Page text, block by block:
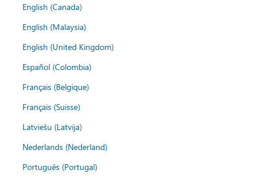
English (Canada)
English (Malaysia)
English (United Kingdom)
Español (Colombia)
Français (Belgique)
Français (Suisse)
Latviešu (Latvija)
Nederlands (Nederland)
Português (Portugal)